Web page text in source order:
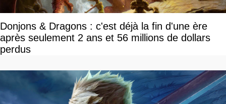
Donjons & Dragons : c'est déjà la fin d'une ère
après seulement 2 ans et 56 millions de dollars
perdus